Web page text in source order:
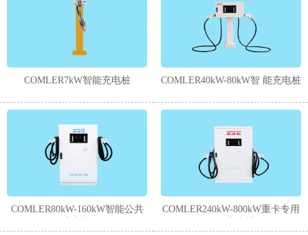
COMLER7kW智能充电桩 COMLER40kW-80kW智 能充电桩
COMLER80kW-160kW智能公共
COMLER240kW-800kW重卡专用